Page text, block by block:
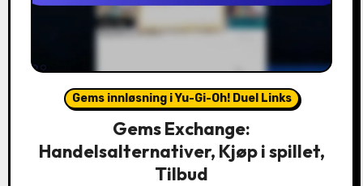
Gems innløsning i Yu-Gi-Oh! Duel Links
Gems Exchange:
Handelsalternativer, Kjøp i spillet,
Tilbud